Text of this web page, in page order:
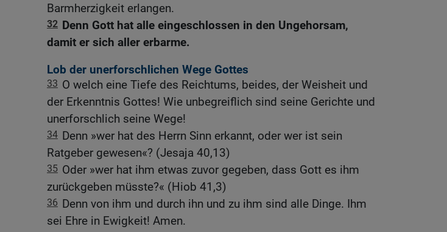
Barmherzigkeit erlangen.
32 Denn Gott hat alle eingeschlossen in den Ungehorsam,
damit er sich aller erbarme.
Lob der unerforschlichen Wege Gottes
33 O welch eine Tiefe des Reichtums, beides, der Weisheit und
der Erkenntnis Gottes! Wie unbegreiflich sind seine Gerichte und
unerforschlich seine Wege!
34 Denn »wer hat des Herrn Sinn erkannt, oder wer ist sein
Ratgeber gewesen«? (Jesaja 40,13)
35 Oder »wer hat ihm etwas zuvor gegeben, dass Gott es ihm
zurückgeben müsste?« (Hiob 41,3)
36 Denn von ihm und durch ihn und zu ihm sind alle Dinge. Ihm
sei Ehre in Ewigkeit! Amen.